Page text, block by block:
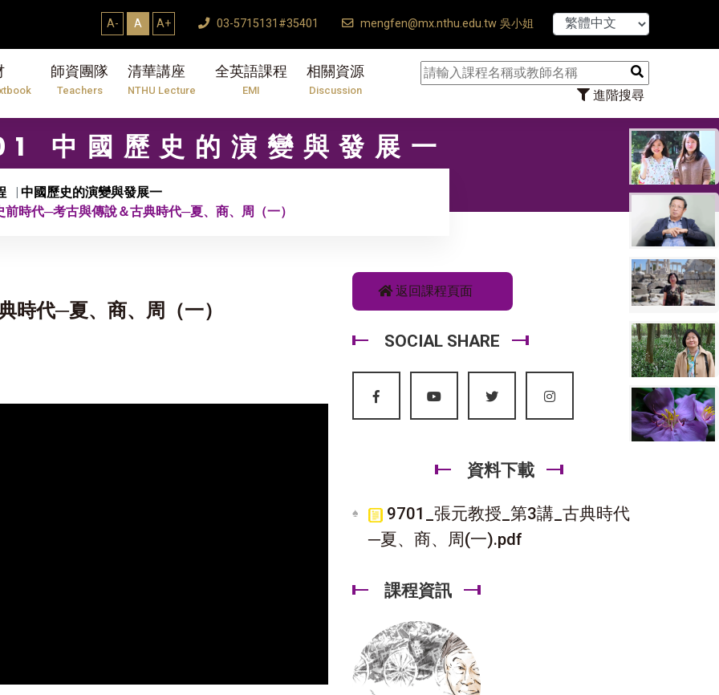
A- A A+ 03-5715131#35401 mengfen@mx.nthu.edu.tw 吳小姐
師資團隊
Teachers
清華講座
NTHU Lecture
全英語課程
EMI
相關資源
Discussion 進階搜尋
【7/31】
中國歷史的演變與發展一
中國歷史的演變與發展一
前時代─考古與傳說＆古典時代─夏、商、周（一）
時代─夏、商、周（一）
返回課程頁面
SOCIAL SHARE
資料下載
9701_張元教授_第3講_古典時代
─夏、商、周(一).pdf
課程資訊